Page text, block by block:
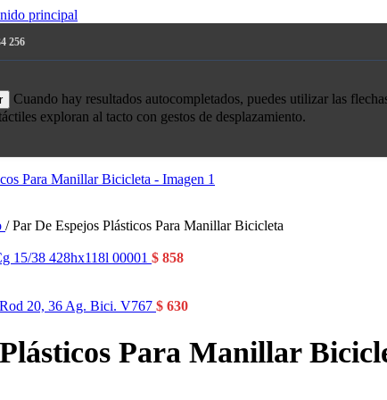
principal
256
Cuando hay resultados autocompletados, puedes utilizar las
exploran al tacto con gestos de desplazamiento.
/ Par De Espejos Plásticos Para Manillar Bicicleta
15/38 428hx118l 00001 $ 858
20, 36 Ag. Bici. V767 $ 630
Para Manillar